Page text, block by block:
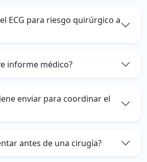
ECG para riesgo quirúrgico a
informe médico?
enviar para coordinar el
antes de una cirugía?